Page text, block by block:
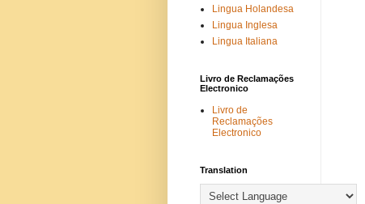
Lingua Holandesa
Lingua Inglesa
Lingua Italiana
Livro de Reclamações
Electronico
Livro de
Reclamações
Electronico
Translation